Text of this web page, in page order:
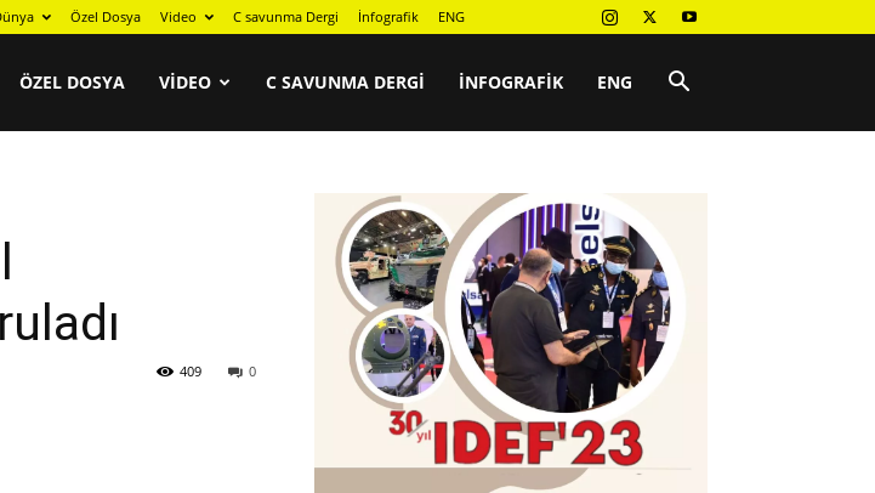
Özel Dosya Video C savunma Dergi İnfografik ENG
ÖZEL DOSYA VIDEO C SAVUNMA DERGI İNFOGRAFIK ENG
0
409